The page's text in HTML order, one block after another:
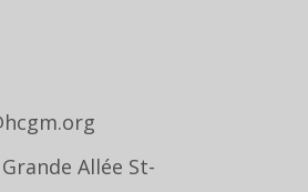
Allée St-